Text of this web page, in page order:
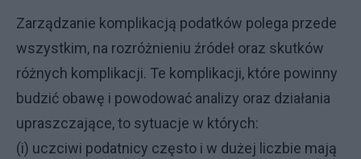
Zarządzanie komplikacją podatków polega przede
wszystkim, na rozróżnieniu źródeł oraz skutków
różnych komplikacji. Te komplikacji, które powinny
budzić obawę i powodować analizy oraz działania
upraszczające, to sytuacje w których:
(i) uczciwi podatnicy często i w dużej liczbie mają